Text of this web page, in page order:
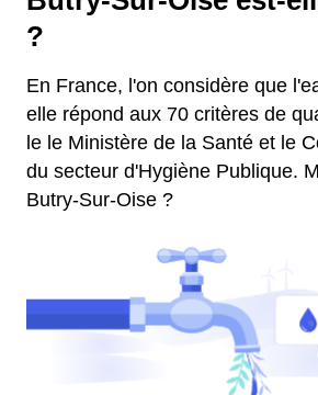
?
En France, l'on considère que
elle répond aux 70 critères de
le le Ministère de la Santé et le
du secteur d'Hygiène Publique.
Butry-Sur-Oise ?